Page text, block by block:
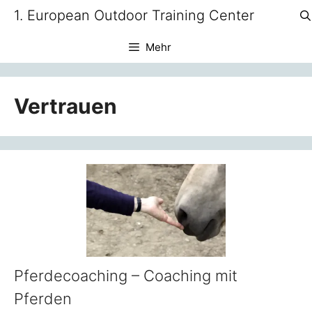
Zum1. European Outdoor Training Center
Mehr
Vertrauen
Pferdecoaching – Coaching mit
Pferden